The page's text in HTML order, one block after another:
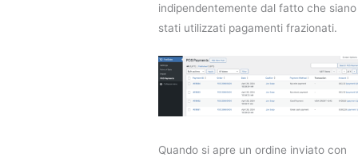
indipendentemente dal fatto che siano
stati utilizzati pagamenti frazionati.
Quando si apre un ordine inviato con